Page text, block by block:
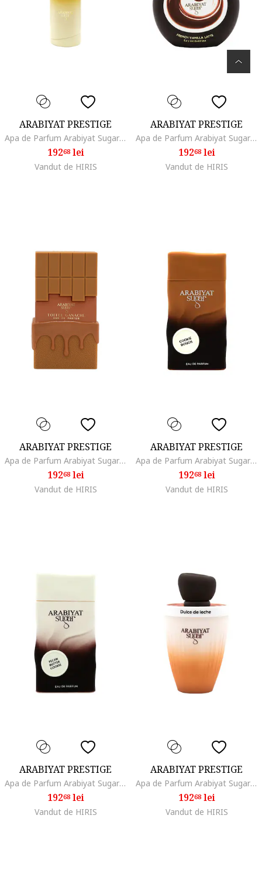
ARABIYAT PRESTIGE
Apa de Parfum Arabiyat Sugar Vanilla Cream Macaron, Unisex, 100 ml
19268lei
Vandut de HIRIS
ARABIYAT PRESTIGE
Apa de Parfum Arabiyat Sugar French Vanilla Latte Unisex, 100ml, Note Dulci, Lemnoase
19268lei
Vandut de HIRIS
ARABIYAT PRESTIGE
Apa de Parfum Arabiyat Sugar Toffee Ganache, Unisex, 100 ml, note de toffee si vanilie
19268lei
Vandut de HIRIS
ARABIYAT PRESTIGE
Apa de Parfum Arabiyat Sugar Cookie Dough, Unisex, 100 ml
19268lei
Vandut de HIRIS
ARABIYAT PRESTIGE
Apa de Parfum Arabiyat Sugar Pecan Butter Cookie, Unisex, 100 ml
19268lei
Vandut de HIRIS
ARABIYAT PRESTIGE
Apa de Parfum Arabiyat Sugar Dulce de Leche, Femei, 100 ml
19268lei
Vandut de HIRIS